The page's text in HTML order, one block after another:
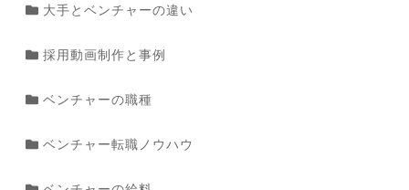
大手とベンチャーの違い
採用動画制作と事例
ベンチャーの職種
ベンチャー転職ノウハウ